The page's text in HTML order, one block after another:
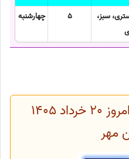
سبز،
5 چهارشنبه
فال قهوه روزانه امروز 20 خرداد 1405
مهر